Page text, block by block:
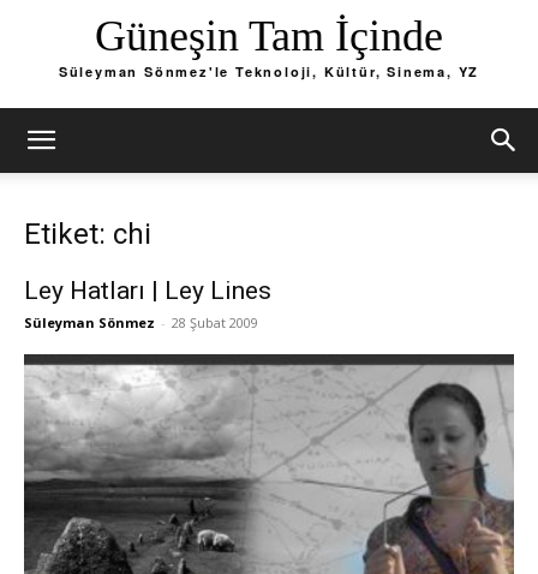
Güneşin Tam İçinde
Süleyman Sönmez'le Teknoloji, Kültür, Sinema, YZ
Etiket: chi
Ley Hatları | Ley Lines
Süleyman Sönmez - 28 Şubat 2009